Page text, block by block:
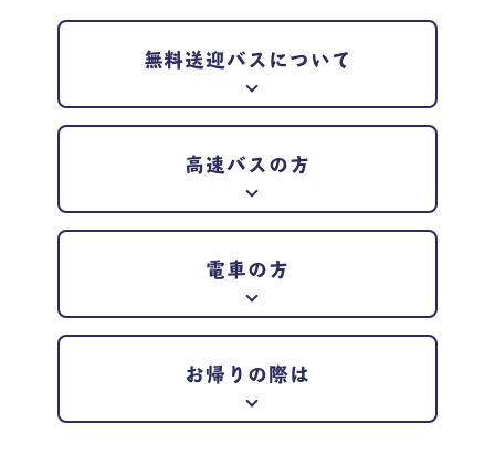
無料送迎バスについて
高速バスの方
電車の方
お帰りの際は